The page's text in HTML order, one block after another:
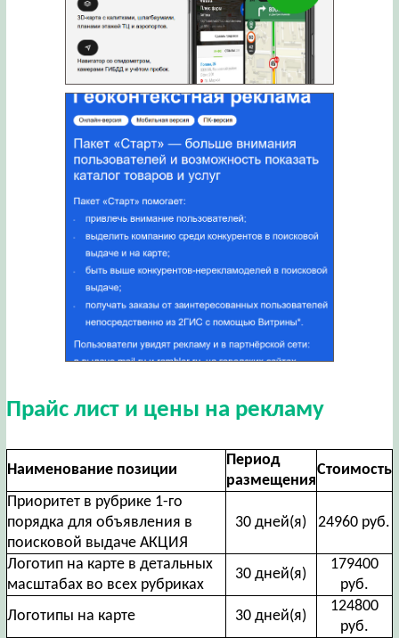
Прайс лист и цены на рекламу
Наименование позиции
Период
размещения
Стоимость
Приоритет в рубрике 1-го
порядка для объявления в
поисковой выдаче АКЦИЯ
30 дней(я) 24960 руб.
Логотип на карте в детальных
масштабах во всех рубриках
30 дней(я)
179400
руб.
Логотипы на карте
30 дней(я)
124800
руб.